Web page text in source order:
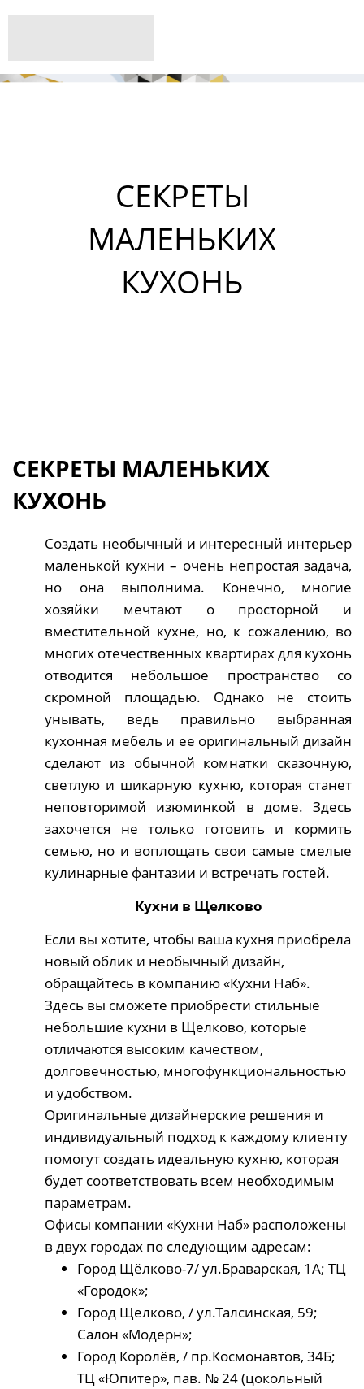
СЕКРЕТЫ
МАЛЕНЬКИХ
КУХОНЬ
СЕКРЕТЫ МАЛЕНЬКИХ
КУХОНЬ
Создать необычный и интересный интерьер
маленькой кухни – очень непростая задача,
но она выполнима. Конечно, многие
хозяйки мечтают о просторной и
вместительной кухне, но, к сожалению, во
многих отечественных квартирах для кухонь
отводится небольшое пространство со
скромной площадью. Однако не стоить
унывать, ведь правильно выбранная
кухонная мебель и ее оригинальный дизайн
сделают из обычной комнатки сказочную,
светлую и шикарную кухню, которая станет
неповторимой изюминкой в доме. Здесь
захочется не только готовить и кормить
семью, но и воплощать свои самые смелые
кулинарные фантазии и встречать гостей.
Кухни в Щелково
Если вы хотите, чтобы ваша кухня приобрела
новый облик и необычный дизайн,
обращайтесь в компанию «Кухни Наб».
Здесь вы сможете приобрести стильные
небольшие кухни в Щелково, которые
отличаются высоким качеством,
долговечностью, многофункциональностью
и удобством.
Оригинальные дизайнерские решения и
индивидуальный подход к каждому клиенту
помогут создать идеальную кухню, которая
будет соответствовать всем необходимым
параметрам.
Офисы компании «Кухни Наб» расположены
в двух городах по следующим адресам:
Город Щёлково-7/ ул.Браварская, 1А; ТЦ
«Городок»;
Город Щелково, / ул.Талсинская, 59;
Салон «Модерн»;
Город Королёв, / пр.Космонавтов, 34Б;
ТЦ «Юпитер», пав. № 24 (цокольный